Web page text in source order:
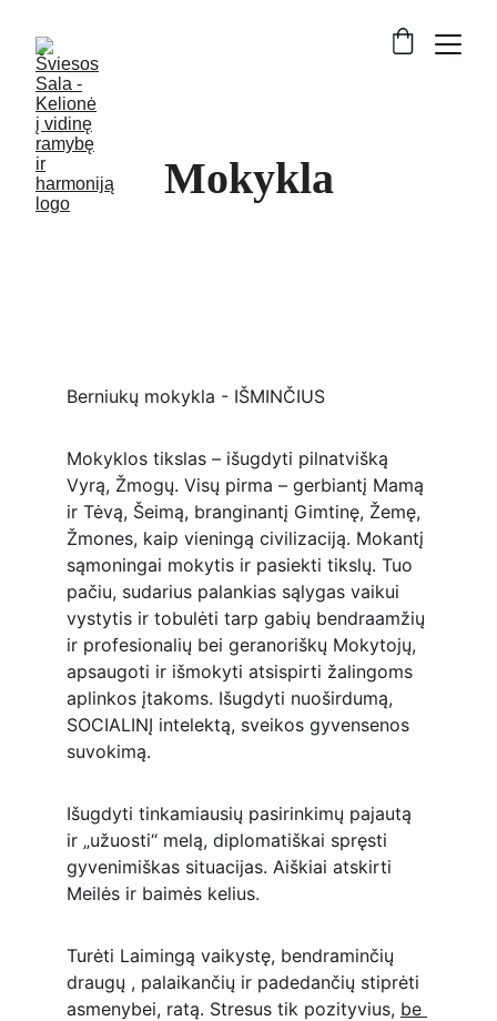
Mokykla
Berniukų mokykla - IŠMINČIUS
Mokyklos tikslas – išugdyti pilnatvišką
Vyrą, Žmogų. Visų pirma – gerbiantį Mamą
ir Tėvą, Šeimą, branginantį Gimtinę, Žemę,
Žmones, kaip vieningą civilizaciją. Mokantį
sąmoningai mokytis ir pasiekti tikslų. Tuo
pačiu, sudarius palankias sąlygas vaikui
vystytis ir tobulėti tarp gabių bendraamžių
ir profesionalių bei geranoriškų Mokytojų,
apsaugoti ir išmokyti atsispirti žalingoms
aplinkos įtakoms. Išugdyti nuoširdumą,
SOCIALINĮ intelektą, sveikos gyvensenos
suvokimą.
Išugdyti tinkamiausių pasirinkimų pajautą
ir „užuosti“ melą, diplomatiškai spręsti
gyvenimiškas situacijas. Aiškiai atskirti
Meilės ir baimės kelius.
Turėti Laimingą vaikystę, bendraminčių
draugų , palaikančių ir padedančių stiprėti
asmenybei, ratą. Stresus tik pozityvius, be